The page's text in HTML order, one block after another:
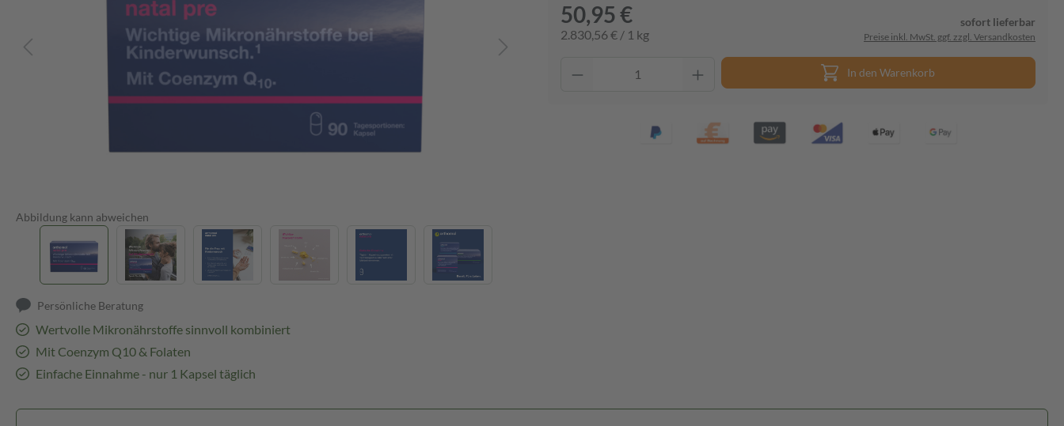
Abbildung kann abweichen
Persönliche Beratung
Wertvolle Mikronährstoffe sinnvoll kombiniert
Mit Coenzym Q10 & Folaten
Einfache Einnahme - nur 1 Kapsel täglich
50,95 €
2.830,56 € / 1 kg
sofort lieferbar
Preise inkl. MwSt. ggf. zzgl. Versandkosten
In den Warenkorb